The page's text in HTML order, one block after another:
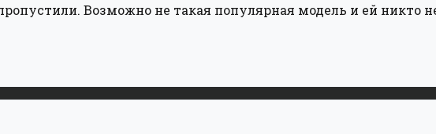
Возможно не такая популярная модель и ей никто